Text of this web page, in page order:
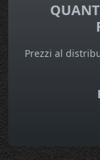
Prezzi al